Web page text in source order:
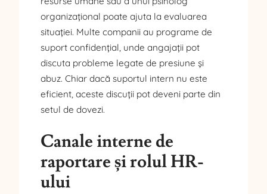
organizațional poate ajuta la evaluarea
situației. Multe companii au programe de
suport confidențial, unde angajații pot
discuta probleme legate de presiune și
abuz. Chiar dacă suportul intern nu este
eficient, aceste discuții pot deveni parte din
setul de dovezi.
Canale interne de
raportare și rolul HR-
ului